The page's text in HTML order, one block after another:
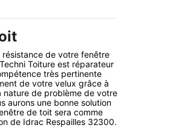
de votre fenêtre
Toiture est réparateur
très pertinente
de votre velux grâce à
nature de problème de votre
aurons une bonne solution
de toit sera comme
de Idrac Respailles 32300.